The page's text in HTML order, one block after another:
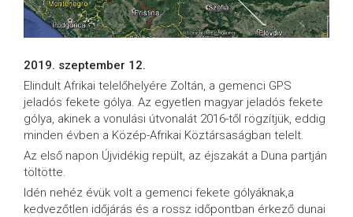
2019. szeptember 12.
Elindult Afrikai telelőhelyére Zoltán, a gemenci GPS
jeladós fekete gólya. Az egyetlen magyar jeladós fekete
gólya, akinek a vonulási útvonalát 2016-től rögzítjük, eddig
minden évben a Közép-Afrikai Köztársaságban telelt.
Az első napon Újvidékig repült, az éjszakát a Duna partján
töltötte.
Idén nehéz évük volt a gemenci fekete gólyáknak,a
kedvezőtlen időjárás és a rossz időpontban érkező dunai